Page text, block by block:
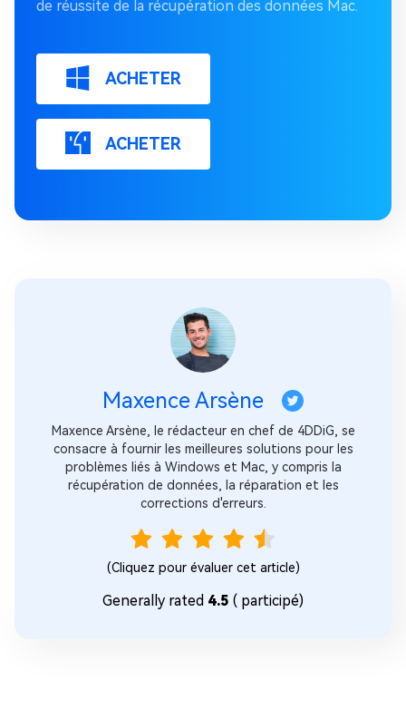
de réussite de la récupération des données Mac.
ACHETER
ACHETER
Maxence Arsène
Maxence Arsène, le rédacteur en chef de 4DDiG, se
consacre à fournir les meilleures solutions pour les
problèmes liés à Windows et Mac, y compris la
récupération de données, la réparation et les
corrections d'erreurs.
(Cliquez pour évaluer cet article)
Generally rated 4.5 ( participé)